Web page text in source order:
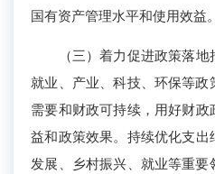
国有资产管理水平和使用效益。
（三）着力促进政策落地
就业、产业、科技、环保等政
需要和财政可持续， 用好财政
益和政策效果。持续优化支出
发展、乡村振兴、就业等重